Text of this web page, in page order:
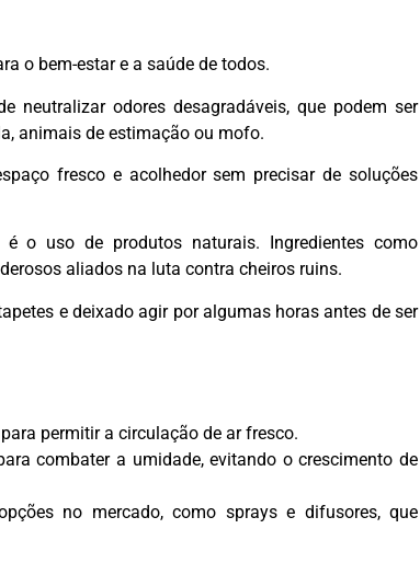
o bem-estar e a saúde de todos.
neutralizar odores desagradáveis, que podem ser
animais de estimação ou mofo.
fresco e acolhedor sem precisar de soluções
o uso de produtos naturais. Ingredientes como
aliados na luta contra cheiros ruins.
e deixado agir por algumas horas antes de ser
permitir a circulação de ar fresco.
combater a umidade, evitando o crescimento de
no mercado, como sprays e difusores, que